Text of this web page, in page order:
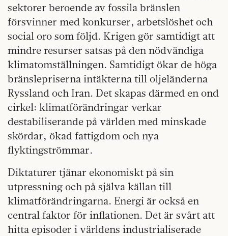
sektorer beroende av fossila bränslen
försvinner med konkurser, arbetslöshet och
social oro som följd. Krigen gör samtidigt att
mindre resurser satsas på den nödvändiga
klimatomställningen. Samtidigt ökar de höga
bränslepriserna intäkterna till oljeländerna
Ryssland och Iran. Det skapas därmed en ond
cirkel: klimatförändringar verkar
destabiliserande på världen med minskade
skördar, ökad fattigdom och nya
flyktingströmmar.
Diktaturer tjänar ekonomiskt på sin
utpressning och på själva källan till
klimatförändringarna. Energi är också en
central faktor för inflationen. Det är svårt att
hitta episoder i världens industrialiserade